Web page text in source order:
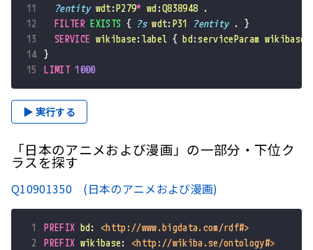
11
?entity wdt:P279* wd:Q838948 .
12
FILTER EXISTS { ?s wdt:P31 ?entity . }
13
SERVICE wikibase:label { bd:serviceParam wikibase
14
}
15
LIMIT 1000
▶ 実行する
「日本のアニメおよび漫画」の一部分・下位ク
ラスを探す
Q10901350 (日本のアニメおよび漫画)
1 PREFIX bd:
<http://www.bigdata.com/rdf#>
2
PREFIX wikibase:
<http://wikiba.se/ontology#>